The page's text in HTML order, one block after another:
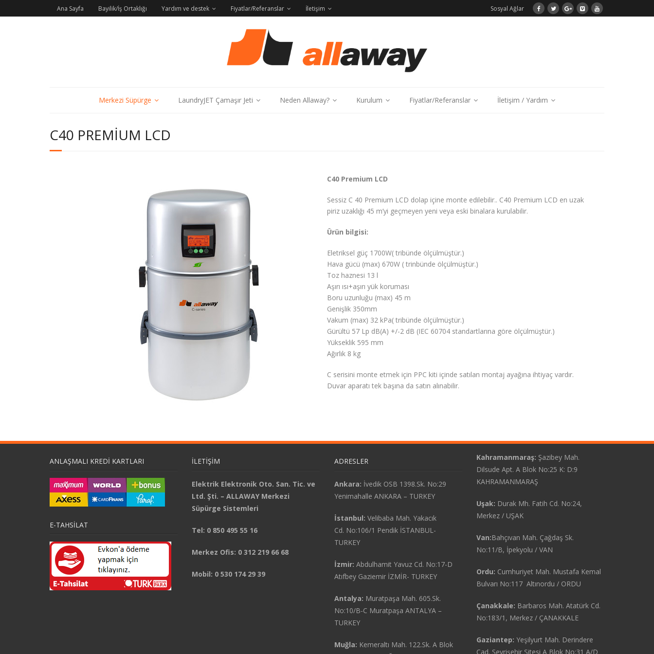
Ana Sayfa Bayilik/İş Ortaklığı Yardım ve destek Fiyatlar/Referanslar İletişim Sosyal Ağlar
Merkezi Süpürge LaundryJET Çamaşır Jeti Neden Allaway? Kurulum Fiyatlar/Referanslar İletişim / Yardım
C40 PREMIUM LCD
C40 Premium LCD
Sessiz C 40 Premium LCD dolap içine monte edilebilir.. C40 Premium LCD en uzak
piriz uzaklığı 45 m’yi geçmeyen yeni veya eski binalara kurulabilir.
Ürün bilgisi:
Eletriksel güç 1700W( tribünde ölçülmüştür.)
Hava gücü (max) 670W ( trinbünde ölçülmüştür.)
Toz haznesi 13 l
Aşırı ısı+aşırı yük koruması
Boru uzunluğu (max) 45 m
Genişlik 350mm
Vakum (max) 32 kPa( tribünde ölçülmüştür.)
Gürültü 57 Lp dB(A) +/-2 dB (IEC 60704 standartlarına göre ölçülmüştür.)
Yükseklik 595 mm
Ağırlık 8 kg
C serisini monte etmek için PPC kiti içinde satılan montaj ayağına ihtiyaç vardır.
Duvar aparatı tek başına da satın alınabilir.
ANLAŞMALI KREDI KARTLARI
E-TAHSİLAT
İLETİŞİM
Elektrik Elektronik Oto. San. Tic. ve
Ltd. Şti. – ALLAWAY Merkezi
Süpürge Sistemleri
Tel: 0 850 495 55 16
Merkez Ofis: 0 312 219 66 68
Mobil: 0 530 174 29 39
ADRESLER
Ankara: İvedik OSB 1398.Sk. No:29
Yenimahalle ANKARA – TURKEY
İstanbul: Velibaba Mah. Yakacık
Cd. No:106/1 Pendik İSTANBUL-
TURKEY
İzmir: Abdulhamit Yavuz Cd. No:17-D
Atıfbey Gaziemir İZMİR- TURKEY
Antalya: Muratpaşa Mah. 605.Sk.
No:10/B-C Muratpaşa ANTALYA –
TURKEY
Muğla: Kemeraltı Mah. 122.Sk. A Blok
Kahramanmaraş: Şazibey Mah.
Dilsude Apt. A Blok No:25 K: D:9
KAHRAMANMARAŞ
Uşak: Durak Mh. Fatih Cd. No:24,
Merkez / UŞAK
Van:Bahçıvan Mah. Çağdaş Sk.
No:11/B, İpekyolu / VAN
Ordu: Cumhuriyet Mah. Mustafa Kemal
Bulvarı No:117 Altınordu / ORDU
Çanakkale: Barbaros Mah. Atatürk Cd.
No:183/1, Merkez / ÇANAKKALE
Gaziantep: Yeşilyurt Mah. Derindere
Cad. Seyrişehir Sitesi A Blok No:31 A/D